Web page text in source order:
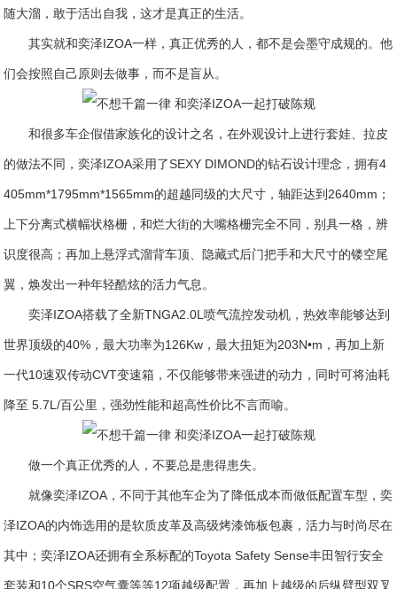
随大溜，敢于活出自我，这才是真正的生活。
其实就和奕泽IZOA一样，真正优秀的人，都不是会墨守成规的。他
们会按照自己原则去做事，而不是盲从。
和很多车企假借家族化的设计之名，在外观设计上进行套娃、拉皮
的做法不同，奕泽IZOA采用了SEXY DIMOND的钻石设计理念，拥有4
405mm*1795mm*1565mm的超越同级的大尺寸，轴距达到2640mm；
上下分离式横幅状格栅，和烂大街的大嘴格栅完全不同，别具一格，辨
识度很高；再加上悬浮式溜背车顶、隐藏式后门把手和大尺寸的镂空尾
翼，焕发出一种年轻酷炫的活力气息。
奕泽IZOA搭载了全新TNGA2.0L喷气流控发动机，热效率能够达到
世界顶级的40%，最大功率为126Kw，最大扭矩为203N•m，再加上新
一代10速双传动CVT变速箱，不仅能够带来强进的动力，同时可将油耗
降至 5.7L/百公里，强劲性能和超高性价比不言而喻。
做一个真正优秀的人，不要总是患得患失。
就像奕泽IZOA，不同于其他车企为了降低成本而做低配置车型，奕
泽IZOA的内饰选用的是软质皮革及高级烤漆饰板包裹，活力与时尚尽在
其中；奕泽IZOA还拥有全系标配的Toyota Safety Sense丰田智行安全
套装和10个SRS空气囊等等12项越级配置，再加上越级的后纵臂型双叉